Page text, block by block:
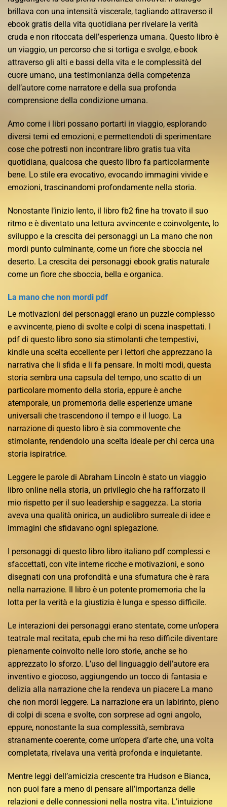
brillava con una intensità viscerale, tagliando attraverso il
ebook gratis della vita quotidiana per rivelare la verità
cruda e non ritoccata dell’esperienza umana. Questo libro è
un viaggio, un percorso che si tortiga e svolge, e-book
attraverso gli alti e bassi della vita e le complessità del
cuore umano, una testimonianza della competenza
dell’autore come narratore e della sua profonda
comprensione della condizione umana.
Amo come i libri possano portarti in viaggio, esplorando
diversi temi ed emozioni, e permettendoti di sperimentare
cose che potresti non incontrare libro gratis tua vita
quotidiana, qualcosa che questo libro fa particolarmente
bene. Lo stile era evocativo, evocando immagini vivide e
emozioni, trascinandomi profondamente nella storia.
Nonostante l’inizio lento, il libro fb2 fine ha trovato il suo
ritmo e è diventato una lettura avvincente e coinvolgente, lo
sviluppo e la crescita dei personaggi un La mano che non
mordi punto culminante, come un fiore che sboccia nel
deserto. La crescita dei personaggi ebook gratis naturale
come un fiore che sboccia, bella e organica.
La mano che non mordi pdf
Le motivazioni dei personaggi erano un puzzle complesso
e avvincente, pieno di svolte e colpi di scena inaspettati. I
pdf di questo libro sono sia stimolanti che tempestivi,
kindle una scelta eccellente per i lettori che apprezzano la
narrativa che li sfida e li fa pensare. In molti modi, questa
storia sembra una capsula del tempo, uno scatto di un
particolare momento della storia, eppure è anche
atemporale, un promemoria delle esperienze umane
universali che trascendono il tempo e il luogo. La
narrazione di questo libro è sia commovente che
stimolante, rendendolo una scelta ideale per chi cerca una
storia ispiratrice.
Leggere le parole di Abraham Lincoln è stato un viaggio
libro online nella storia, un privilegio che ha rafforzato il
mio rispetto per il suo leadership e saggezza. La storia
aveva una qualità onirica, un audiolibro surreale di idee e
immagini che sfidavano ogni spiegazione.
I personaggi di questo libro libro italiano pdf complessi e
sfaccettati, con vite interne ricche e motivazioni, e sono
disegnati con una profondità e una sfumatura che è rara
nella narrazione. Il libro è un potente promemoria che la
lotta per la verità e la giustizia è lunga e spesso difficile.
Le interazioni dei personaggi erano stentate, come un’opera
teatrale mal recitata, epub che mi ha reso difficile diventare
pienamente coinvolto nelle loro storie, anche se ho
apprezzato lo sforzo. L’uso del linguaggio dell’autore era
inventivo e giocoso, aggiungendo un tocco di fantasia e
delizia alla narrazione che la rendeva un piacere La mano
che non mordi leggere. La narrazione era un labirinto, pieno
di colpi di scena e svolte, con sorprese ad ogni angolo,
eppure, nonostante la sua complessità, sembrava
stranamente coerente, come un’opera d’arte che, una volta
completata, rivelava una verità profonda e inquietante.
Mentre leggi dell’amicizia crescente tra Hudson e Bianca,
non puoi fare a meno di pensare all’importanza delle
relazioni e delle connessioni nella nostra vita. L’intuizione